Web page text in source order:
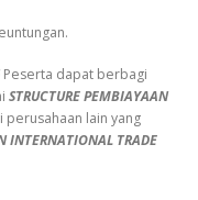
Peserta dapat berbagi
STRUCTURE PEMBIAYAAN
lain yang
INTERNATIONAL TRADE